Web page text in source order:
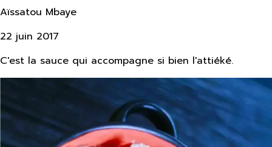
Aïssatou Mbaye
22 juin 2017
C'est la sauce qui accompagne si bien l'attiéké.